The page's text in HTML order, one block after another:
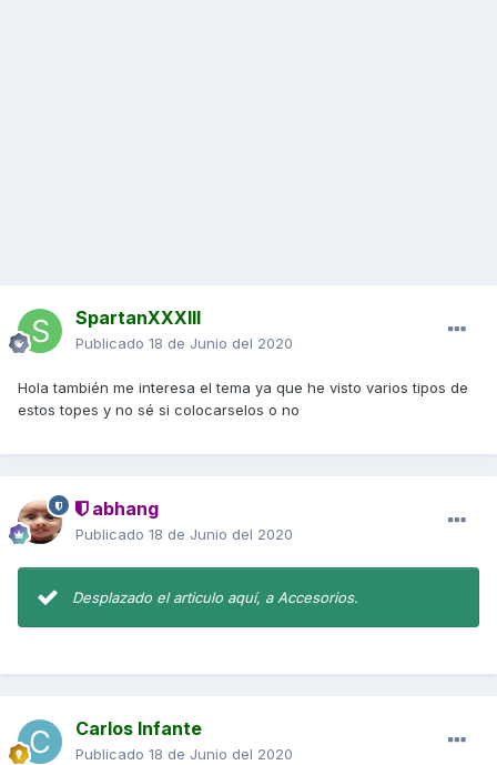
SpartanXXXIII
Publicado 18 de Junio del 2020
Hola también me interesa el tema ya que he visto varios tipos de
estos topes y no sé si colocarselos o no
abhang
Publicado 18 de Junio del 2020
Desplazado el articulo aquí, a Accesorios.
Carlos Infante
Publicado 18 de Junio del 2020